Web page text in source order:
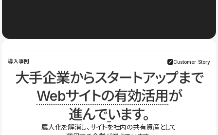
導入事例 Customer Story
大手企業からスタートアップまで
Webサイトの有効活用が
進んでいます。
属人化を解消し、サイトを社内の共有資産として